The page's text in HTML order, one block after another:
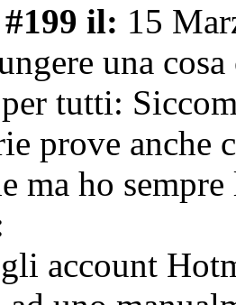
il: 15
una cosa
tutti:
prove anche
ma ho
gli account